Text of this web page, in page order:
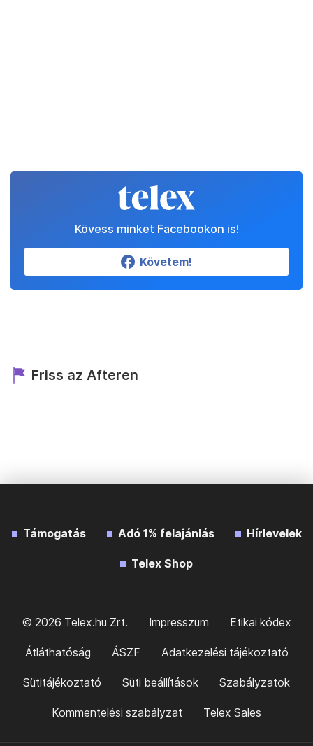
Kövess minket Facebookon is!
Követem!
Friss az Afteren
Támogatás Adó 1% felajánlás Hírlevelek
Telex Shop
© 2026 Telex.hu Zrt. Impresszum Etikai kódex
Átláthatóság ÁSZF Adatkezelési tájékoztató
Sütitájékoztató Süti beállítások Szabályzatok
Kommentelési szabályzat Telex Sales